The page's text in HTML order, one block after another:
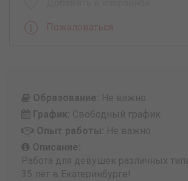
Пожаловаться
Образование: Не важно
График: Свободный график
Опыт работы: Не важно
Описание:
Работа для девушек различных
35 лет в Екатеринбурге!